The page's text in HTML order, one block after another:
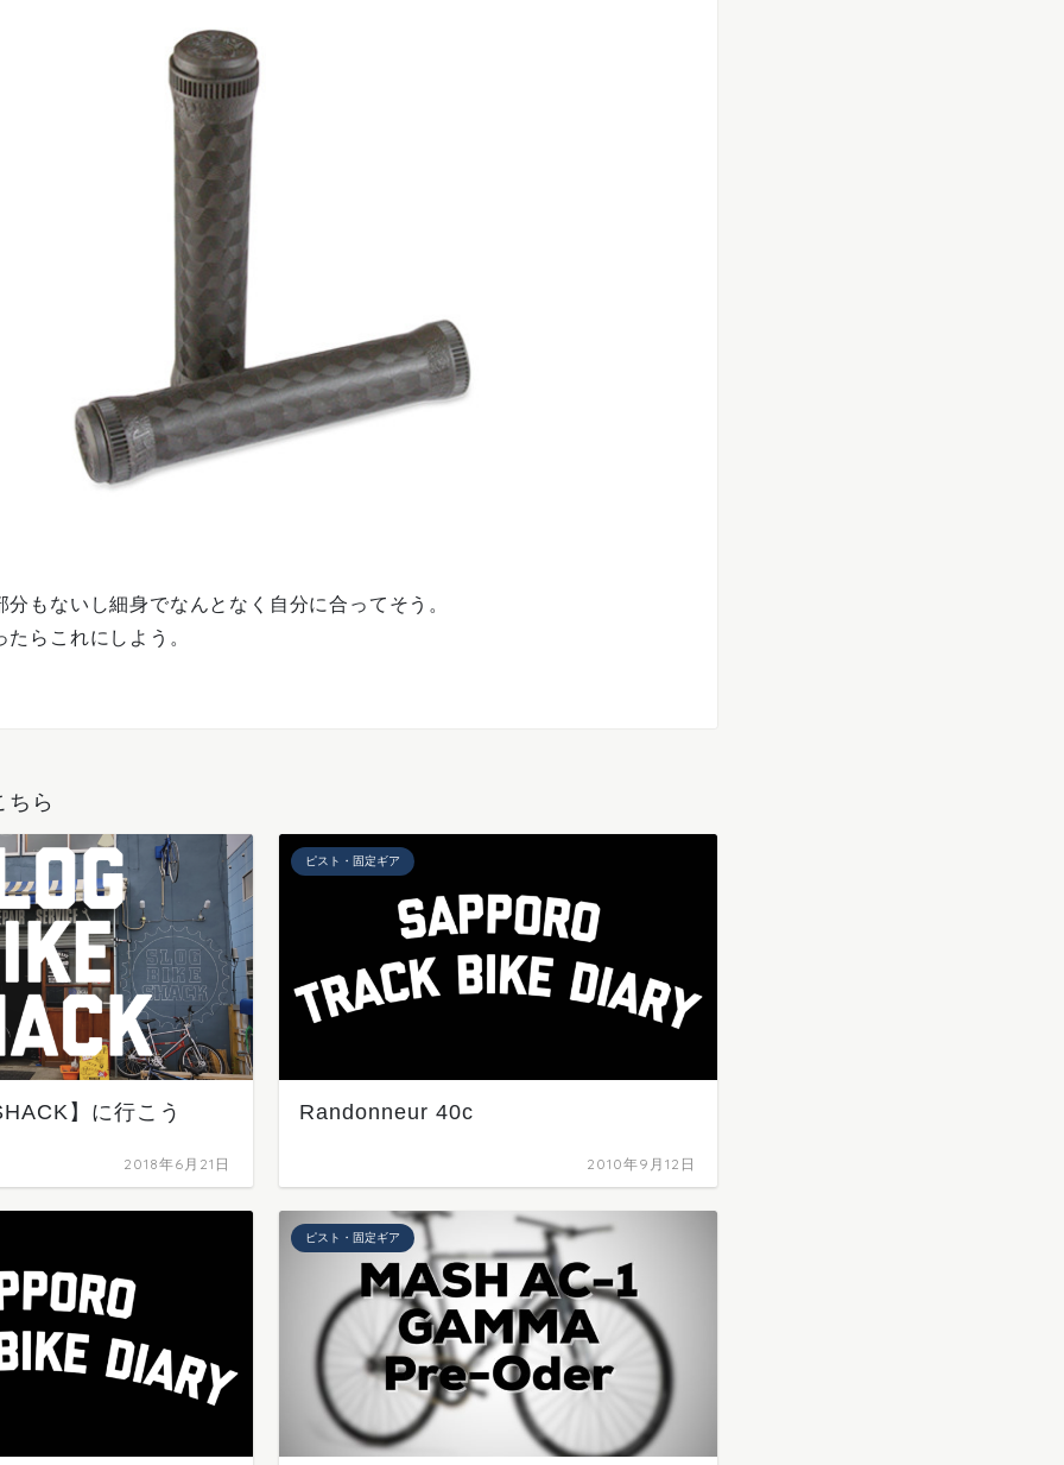
分もないし細身でなんとなく自分に合ってそう。
らこれにしよう。
ちら
】に行こう
2018年6月21日
ピスト・固定ギア
Randonneur 40c
2010年9月12日
ピスト・固定ギア